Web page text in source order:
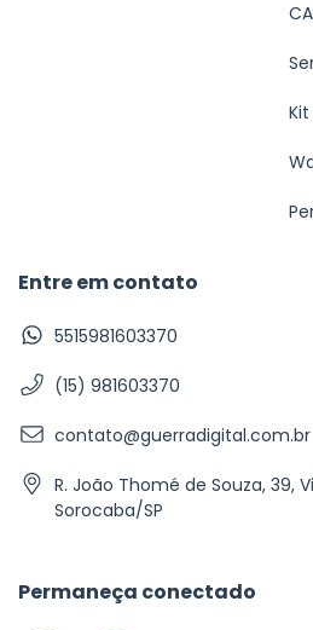
Entre em contato
5515981603370
(15) 981603370
contato@guerradigital.com.br
R. João Thomé de Souza, 39,
Sorocaba/SP
Permaneça conectado